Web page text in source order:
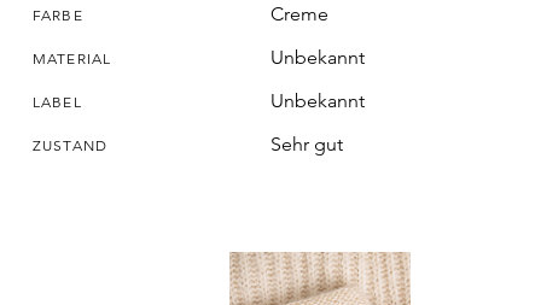
FARBE Creme
MATERIAL Unbekannt
LABEL Unbekannt
ZUSTAND Sehr gut